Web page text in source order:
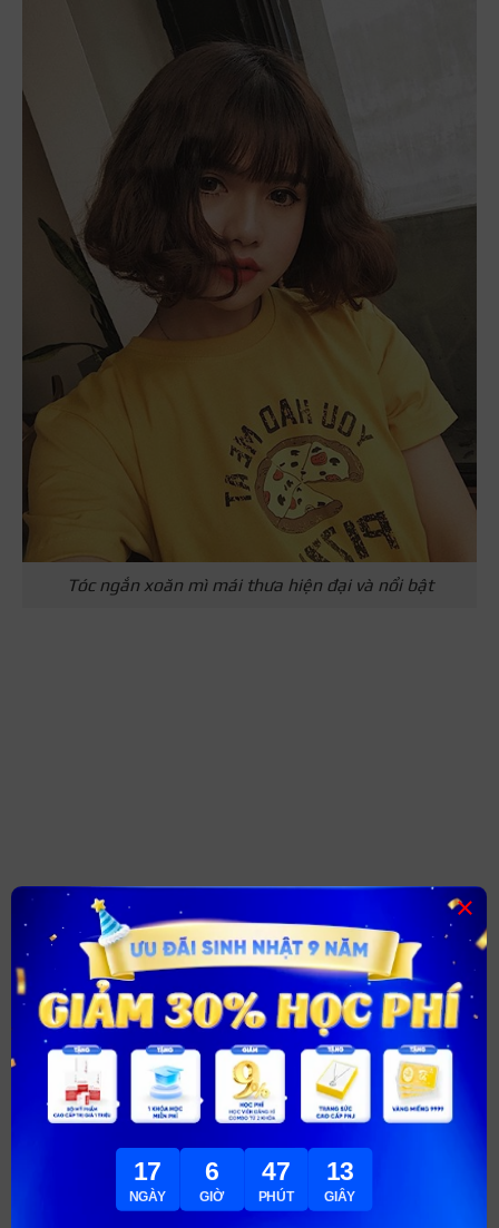
Tóc ngắn xoăn mì mái thưa hiện đại và nổi bật
Mái tóc xoăn mì dễ thương cho người gầy
17
NGÀY
6
GIỜ
47
PHÚT
11
GIÂY
×